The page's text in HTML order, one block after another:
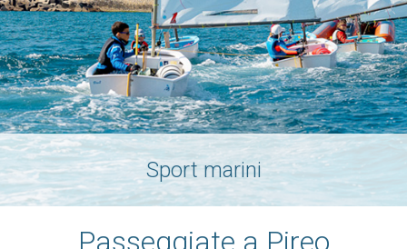
Sport marini
Passeggiate a Pireo